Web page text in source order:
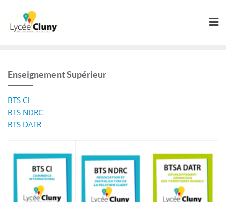
content
Enseignement Supérieur
BTS CI
BTS NDRC
BTS DATR